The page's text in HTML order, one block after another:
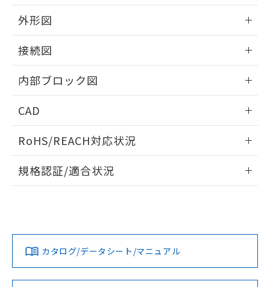
外形図
接続図
内部ブロック図
CAD
ドすることができます。
ログイン/会員登録
ダウンロードデータをご利用いただく前に、以下を必ずお読
みください。
ソフトウェアの使用条件
RoHS/REACH対応状況
EU RoHS 注意事項・凡例
対応済み
規格認証/適合状況
LR型式承認
（イギリス
DNV型式承認
（ノルウェー
BV型式承認
（フランス
KR型式
（韓国
カタログ/データシート/マニュアル
り、2022年1月12日より割愛しておりま
す。